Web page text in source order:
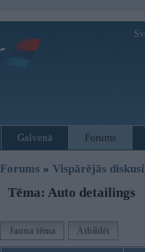
Galvenā Forums
Forums » Vispārējās
Tēma: Auto detailings
Jauna tēma Atbildēt